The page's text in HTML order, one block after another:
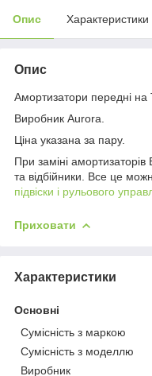
Опис Характеристики
Опис
Амортизатори передні на
Виробник Aurora.
Ціна указана за пару.
При заміні
та відбійники. Все це
підвіски і рульового
Приховати
Характеристики
Основні
Сумісність з маркою
Сумісність з моделлю
Виробник